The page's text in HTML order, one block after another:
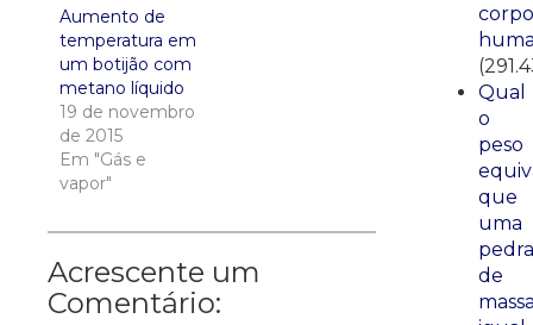
Aumento de
temperatura em
um botijão com
metano líquido
19 de novembro
de 2015
Em "Gás e
vapor"
Acrescente um
Comentário:
corpo
Qual
o
peso
que
uma
pedra
de